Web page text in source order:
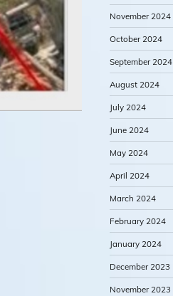
November 2024
October 2024
September 2024
August 2024
July 2024
June 2024
May 2024
April 2024
March 2024
February 2024
January 2024
December 2023
November 2023